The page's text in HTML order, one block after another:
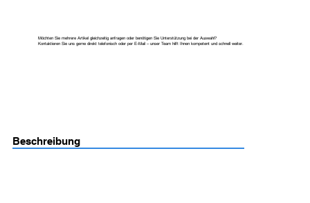
Möchten Sie mehrere Artikel gleichzeitig anfragen oder benötigen Sie Unterstützung bei der Auswahl?
Kontaktieren Sie uns gerne direkt telefonisch oder per E-Mail – unser Team hilft Ihnen kompetent und schnell weiter.
Beschreibung